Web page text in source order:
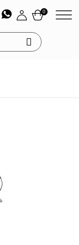
0